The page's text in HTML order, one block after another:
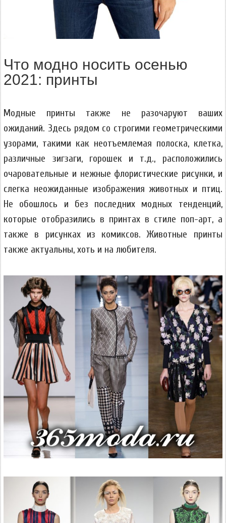
Что модно носить осенью
2021: принты
Модные принты также не разочаруют ваших
ожиданий. Здесь рядом со строгими геометрическими
узорами, такими как неотъемлемая полоска, клетка,
различные зигзаги, горошек и т.д., расположились
очаровательные и нежные флористические рисунки, и
слегка неожиданные изображения животных и птиц.
Не обошлось и без последних модных тенденций,
которые отобразились в принтах в стиле поп-арт, а
также в рисунках из комиксов. Животные принты
также актуальны, хоть и на любителя.